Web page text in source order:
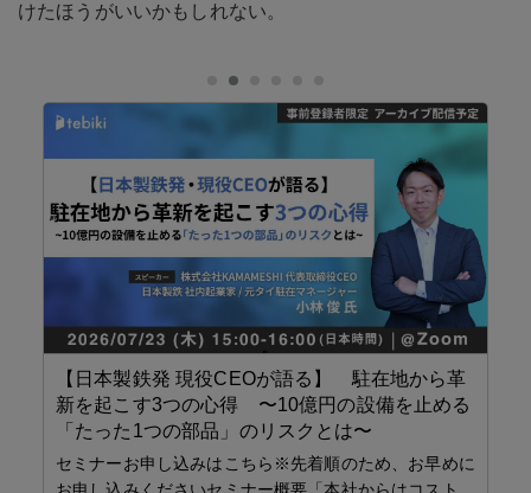
けたほうがいいかもしれない。
【日本製鉄発 現役CEOが語る】 駐在地から革
新を起こす3つの心得 〜10億円の設備を止める
「たった1つの部品」のリスクとは〜
セミナーお申し込みはこちら※先着順のため、お早めに
お申し込みくださいセミナー概要「本社からはコスト